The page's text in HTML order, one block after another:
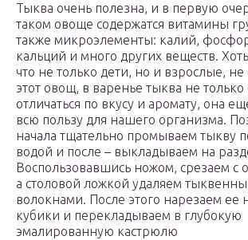
Тыква очень полезна, и в первую
таком овоще содержатся витамины
также микроэлементы: калий,
кальций и много других веществ.
что не только дети, но и взрослые,
этот овощ, в варенье тыква не только
отличаться по вкусу и аромату, она
всю пользу для нашего организма.
начала тщательно промываем тыкву
водой и после – выкладываем на
Воспользовавшись ножом, срезаем с
а столовой ложкой удаляем
волокнами. После этого нарезаем ее
кубики и перекладываем в глубокую
эмалированную кастрюлю